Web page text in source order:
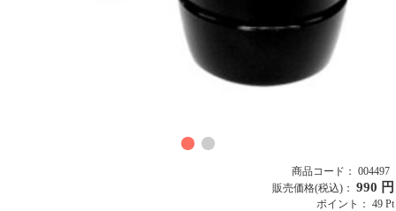
商品コード： 004497
販売価格(税込)： 990 円
ポイント： 49 Pt